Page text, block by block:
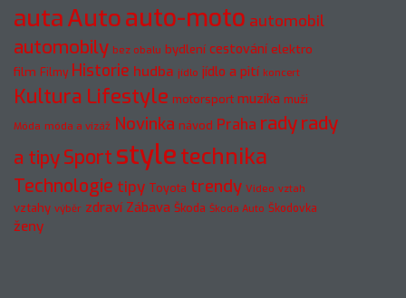
autaAutoauto-moto automobil
automobily bez obalu bydlení cestování elektro
film Filmy Historie hudba jídlo jídlo a pití koncert
Kultura Lifestyle motorsport muzika muži
Móda móda a vizáž Novinka návod Praha radyrady
a tipySport styletechnika
Technologie tipy Toyota trendy Video vztah
vztahy výběr zdraví Zábava Škoda Škoda Auto Škodovka
ženy